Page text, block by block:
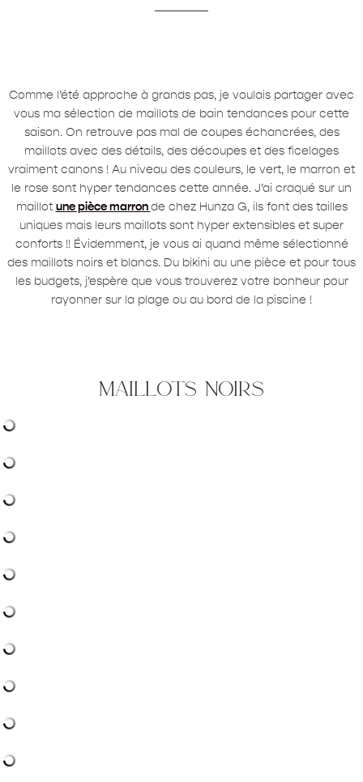
Comme l’été approche à grands pas, je voulais partager avec
vous ma sélection de maillots de bain tendances pour cette
saison. On retrouve pas mal de coupes échancrées, des
maillots avec des détails, des découpes et des ficelages
vraiment canons ! Au niveau des couleurs, le vert, le marron et
le rose sont hyper tendances cette année. J’ai craqué sur un
maillot une pièce marronde chez Hunza G, ils font des tailles
uniques mais leurs maillots sont hyper extensibles et super
conforts !! Évidemment, je vous ai quand même sélectionné
des maillots noirs et blancs. Du bikini au une pièce et pour tous
les budgets, j’espère que vous trouverez votre bonheur pour
rayonner sur la plage ou au bord de la piscine !
maillots noirs